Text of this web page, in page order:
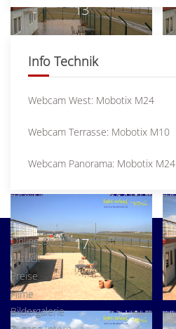
13
15
17
Info Technik
Webcam West: Mobotix M24
Webcam Terrasse: Mobotix M10
Webcam Panorama: Mobotix M24
Online-Shop
Aktuell
Preise
Filme
Bildergalerie